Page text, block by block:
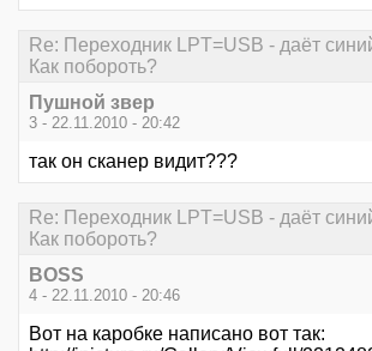
Re: Переходник LPT=USB - даёт
Как побороть?
Пушной звер
3 - 22.11.2010 - 20:42
так он сканер видит???
Re: Переходник LPT=USB - даёт
Как побороть?
BOSS
4 - 22.11.2010 - 20:46
Вот на каробке написано вот так: